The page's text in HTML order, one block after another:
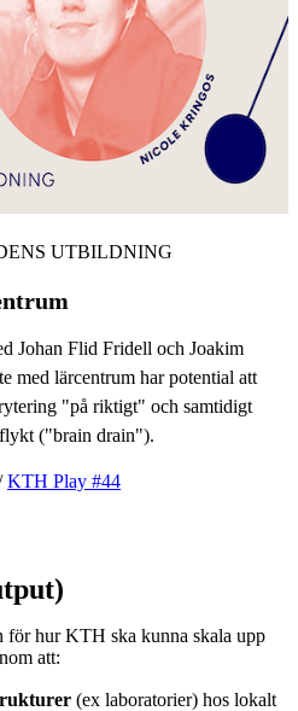
UTBILDNING
Johan Flid Fridell och Joakim
med lärcentrum har potential att
"på riktigt" och samtidigt
("brain drain").
KTH Play #44
för hur KTH ska kunna skala upp
att:
(ex laboratorier) hos lokalt